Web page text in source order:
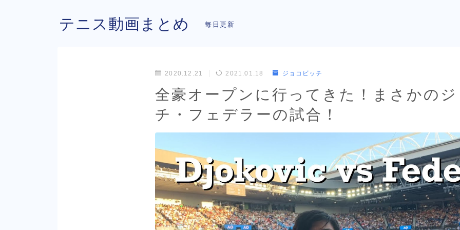
テニス動画まとめ 毎日更新
2020.12.21 2021.01.18 ジョコビッチ
全豪オープンに行ってきた！まさかの
チ・フェデラーの試合！